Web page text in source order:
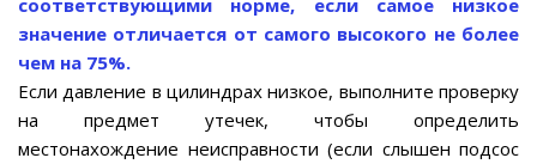
соответствующими норме, если самое низкое
значение отличается от самого высокого не более
чем на 75%.
Если давление в цилиндрах низкое, выполните проверку
на предмет утечек, чтобы определить
местонахождение неисправности (если слышен подсос